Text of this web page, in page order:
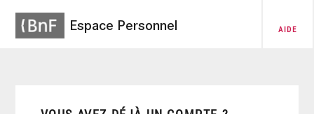
Espace Personnel AIDE